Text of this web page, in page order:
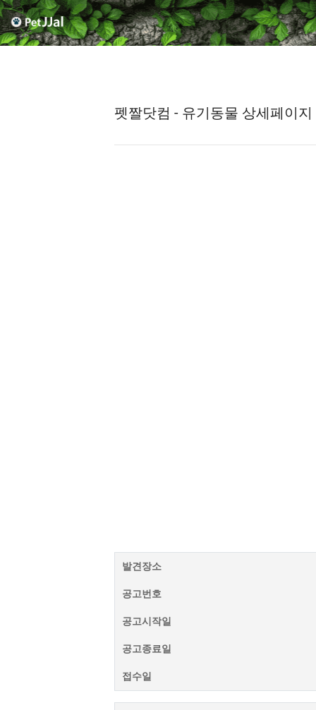
펫짤닷컴 - 유기동물 상세페이지
발견장소
공고번호
공고시작일
공고종료일
접수일